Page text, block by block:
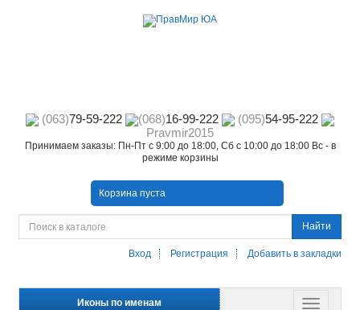
(063)79-59-222 (068)16-99-222 (095)54-95-222
Pravmir2015
Принимаем заказы: Пн-Пт с 9:00 до 18:00, Сб с 10:00 до 18:00 Вс - в
режиме корзины
Корзина пуста
Найти
Вход Регистрация Добавить в закладки
Иконы по именам